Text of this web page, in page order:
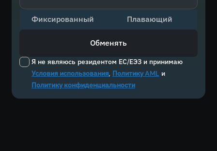
Я не являюсь резидентом ЕС/ЕЭЗ и принимаю
Условия использования, Политику AML и
Политику конфиденциальности
Фиксированный Плавающий
Обменять